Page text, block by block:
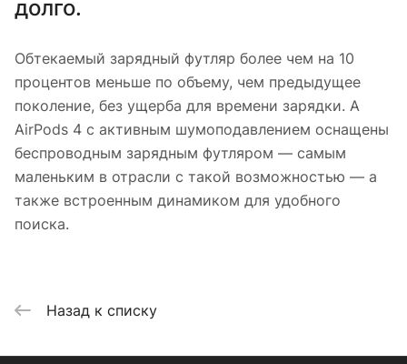
долго.
Обтекаемый зарядный футляр более чем на 10
процентов меньше по объему, чем предыдущее
поколение, без ущерба для времени зарядки. А
AirPods 4 с активным шумоподавлением оснащены
беспроводным зарядным футляром — самым
маленьким в отрасли с такой возможностью — а
также встроенным динамиком для удобного
поиска.
Назад к списку